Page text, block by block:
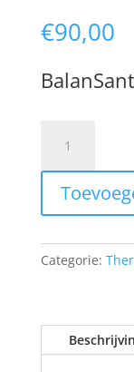
€90,00
Therapie.
Prestatiecode
24500
psychotherapie
minuten
Categorie: